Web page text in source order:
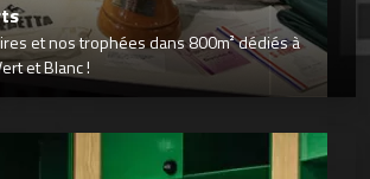
et nos trophées dans 800m² dédiés à
et Blanc !